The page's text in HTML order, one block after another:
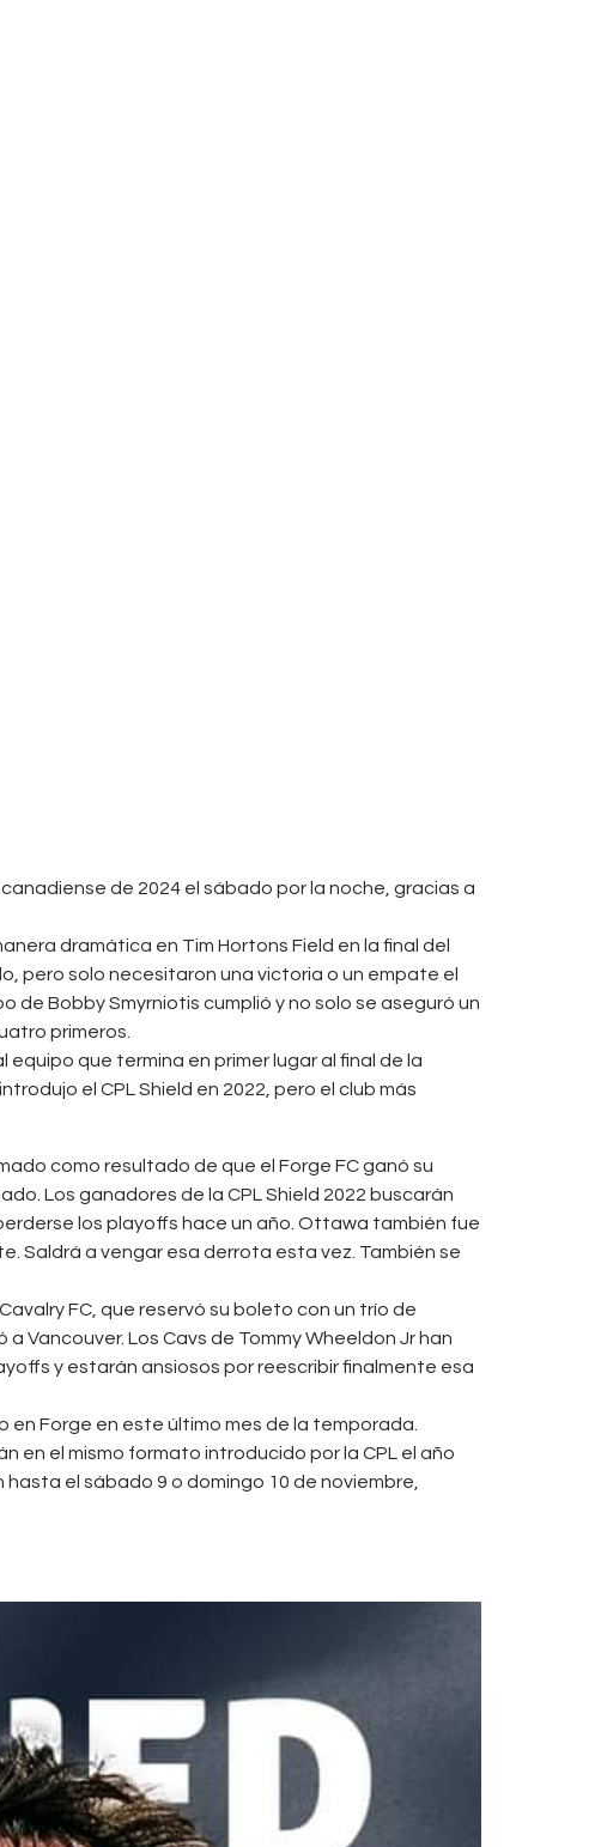
de 2024 el sábado por la noche, gracias a
dramática en Tim Hortons Field en la final del
pero solo necesitaron una victoria o un empate el
Bobby Smyrniotis cumplió y no solo se aseguró un
primeros.
que termina en primer lugar al final de la
el CPL Shield en 2022, pero el club más
como resultado de que el Forge FC ganó su
Los ganadores de la CPL Shield 2022 buscarán
los playoffs hace un año. Ottawa también fue
Saldrá a vengar esa derrota esta vez. También se
FC, que reservó su boleto con un trío de
Vancouver. Los Cavs de Tommy Wheeldon Jr han
y estarán ansiosos por reescribir finalmente esa
Forge en este último mes de la temporada.
en el mismo formato introducido por la CPL el año
el sábado 9 o domingo 10 de noviembre,